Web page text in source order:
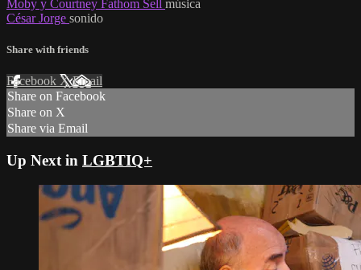
Moby y Courtney Fathom Sell música
César Jorge sonido
Share with friends
Facebook XEmail
Share on Facebook
Share on X
Share via Email
Up Next in LGBTIQ+